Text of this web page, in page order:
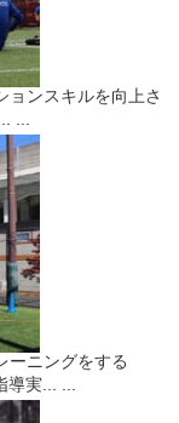
ョンスキルを向上さ
...
ーニングをする
導実... ...